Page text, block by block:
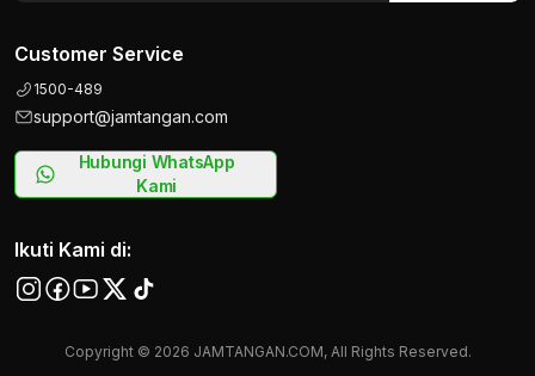
Customer Service
1500-489
support@jamtangan.com
Hubungi WhatsApp
Kami
Ikuti Kami di:
Copyright © 2026 JAMTANGAN.COM, All Rights Reserved.